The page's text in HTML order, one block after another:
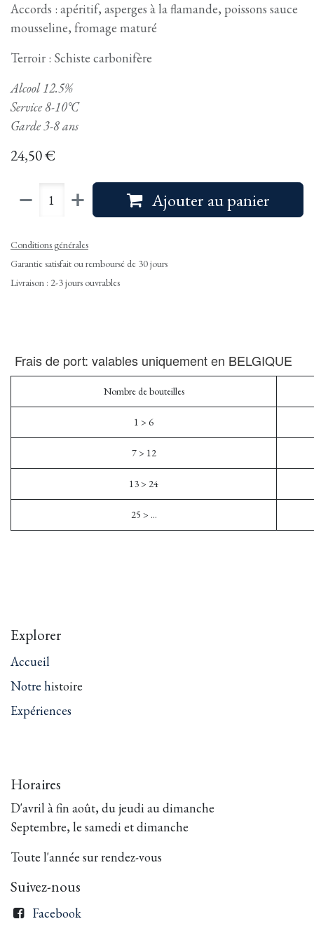
Accords : apéritif, asperges à la flamande, poissons sauce
mousseline, fromage maturé
Terroir : Schiste carbonifère
Alcool 12.5%
Service 8-10°C
Garde 3-8 ans
24,50€
Ajouter au panier
Conditions générales
Garantie satisfait ou remboursé de 30 jours
Livraison : 2-3 jours ouvrables
Frais de port: valables uniquement en BELGIQUE
Nombre de bouteilles
1 > 6
7 > 12
13 > 24
25 > ...
Explorer
Accueil
Notre histoire
Expériences
Horaires
D'avril à fin août, du jeudi au dimanche
Septembre, le samedi et dimanche
Toute l'année sur rendez-vous
Suivez-nous
Facebook